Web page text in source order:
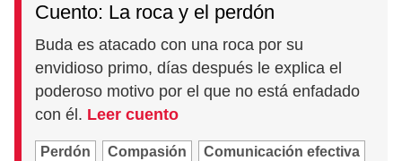
Cuento: La roca y el perdón
Buda es atacado con una roca por su
envidioso primo, días después le explica el
poderoso motivo por el que no está enfadado
con él. Leer cuento
Perdón Compasión Comunicación efectiva